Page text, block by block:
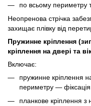
по всьому периметру
Неопренова стрічка
захищає плівку від
Пружинне кріплення
кріплення на двері та
Включає:
пружинне кріплення
периметру — фіксація
планкове кріплення з